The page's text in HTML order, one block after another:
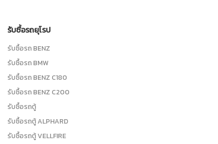
รับซื้อรถยุโรป
รับซื้อรถ BENZ
รับซื้อรถ BMW
รับซื้อรถ BENZ C180
รับซื้อรถ BENZ C200
รับซื้อรถตู้
รับซื้อรถตู้ ALPHARD
รับซื้อรถตู้ VELLFIRE